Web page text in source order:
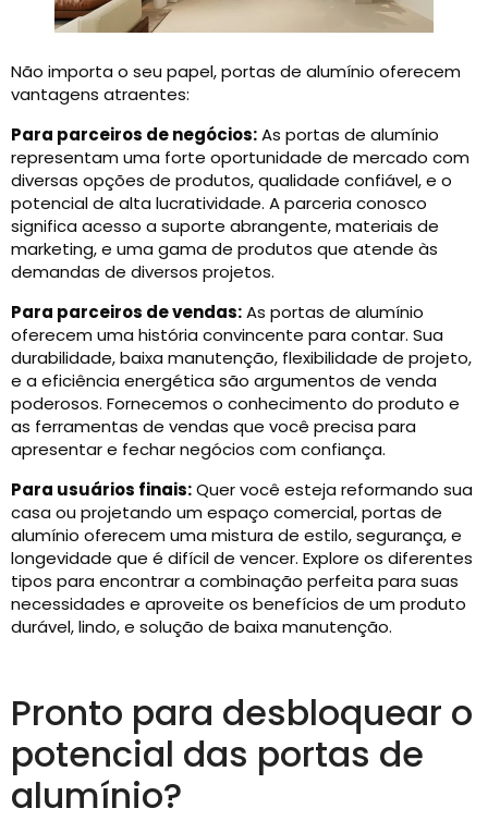
Não importa o seu papel, portas de alumínio oferecem
vantagens atraentes:
Para parceiros de negócios:As portas de alumínio
representam uma forte oportunidade de mercado com
diversas opções de produtos, qualidade confiável, e o
potencial de alta lucratividade. A parceria conosco
significa acesso a suporte abrangente, materiais de
marketing, e uma gama de produtos que atende às
demandas de diversos projetos.
Para parceiros de vendas:As portas de alumínio
oferecem uma história convincente para contar. Sua
durabilidade, baixa manutenção, flexibilidade de projeto,
e a eficiência energética são argumentos de venda
poderosos. Fornecemos o conhecimento do produto e
as ferramentas de vendas que você precisa para
apresentar e fechar negócios com confiança.
Para usuários finais:Quer você esteja reformando sua
casa ou projetando um espaço comercial, portas de
alumínio oferecem uma mistura de estilo, segurança, e
longevidade que é difícil de vencer. Explore os diferentes
tipos para encontrar a combinação perfeita para suas
necessidades e aproveite os benefícios de um produto
durável, lindo, e solução de baixa manutenção.
Pronto para desbloquear o
potencial das portas de
alumínio?